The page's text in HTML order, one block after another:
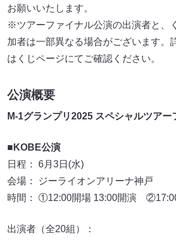
お願いいたします。
※ツアーファイナル公演の出演者と、
加者は一部異なる場合がございます。
はくじページにてご確認ください。
公演概要
M-1グランプリ2025 スペシャルツアー
■KOBE公演
日程： 6月3日(水)
会場： ジーライオンアリーナ神戸
時間： ①12:00開場 13:00開演
出演者（全20組）：